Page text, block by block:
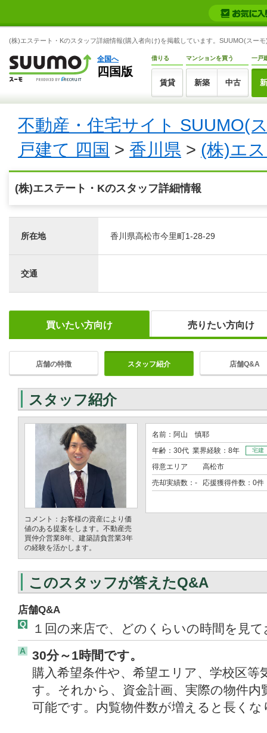
(株)エステート・Kのスタッフ詳細情報(購入者向け)を掲載しています。SUUMO(スーモ
全国へ
四国版
借りる
賃貸
マンションを買う
新築 中古
一戸
不動産・住宅サイト SUUMO(
戸建て 四国 > 香川県 > (株)エ
(株)エステート・Kのスタッフ詳細情報
所在地 香川県高松市今里町1-28-29
交通
買いたい方向け 売りたい方向け
店舗の特徴 スタッフ紹介 店舗Q&A
スタッフ紹介
コメント：お客様の資産により価
値のある提案をします。不動産売
買仲介営業8年、建築請負営業3年
の経験を活かします。
名前：阿山 慎耶
年齢：30代 業界経験：8年
宅建
得意エリア
高松市
売却実績数：- 応援獲得件数：0件
このスタッフが答えたQ&A
店舗Q&A
Q １回の来店で、どのくらいの時間を見
A
30分～1時間です。
購入希望条件や、希望エリア、学校区
す。それから、資金計画、実際の物件
可能です。内覧物件数が増えると長くな